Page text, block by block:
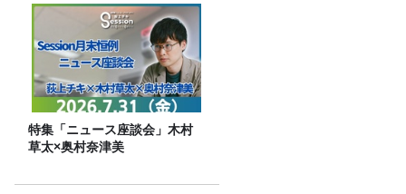
特集「ニュース座談会」木村
草太×奥村奈津美